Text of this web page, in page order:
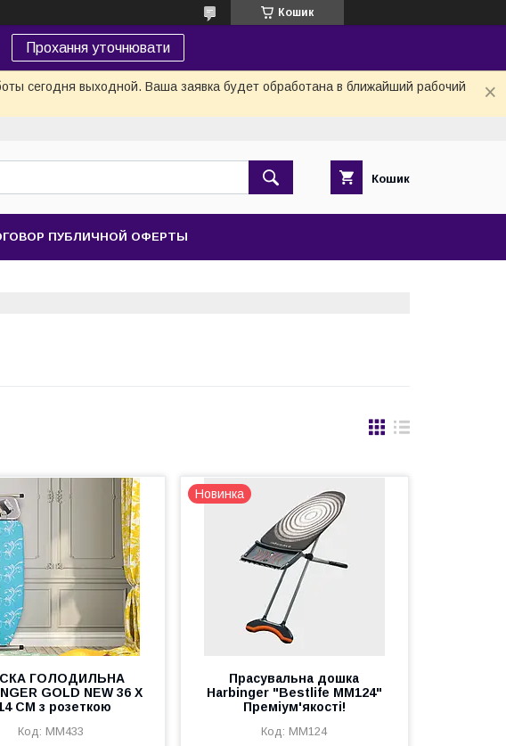
Кошик
Прохання уточнювати
сегодня выходной. Ваша заявка будет обработана в ближайший рабочий
Кошик
ПУБЛИЧНОЙ ОФЕРТЫ
ГОЛОДИЛЬНА
GOLD NEW 36 Х
СМ з розеткою
MM433
Новинка
Прасувальна дошка
Harbinger "Bestlife MM124"
Преміум'якості!
MM124